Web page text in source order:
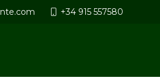
+34 915 557580